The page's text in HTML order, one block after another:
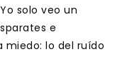
solo veo un
e
miedo: lo del ruído